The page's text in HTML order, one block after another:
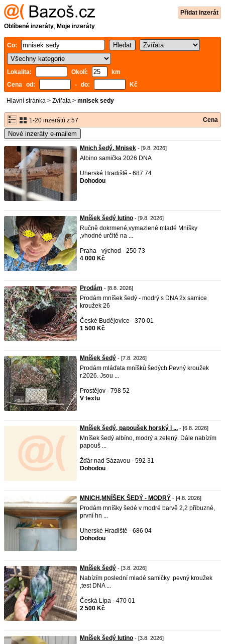
Přidat inzerát
Oblíbené inzeráty, Moje inzeráty
Co:
Lokalita: Okolí:
km
Cena od:
- do: Kč
Hlavní stránka > Zvířata > mnisek sedy
1-20 inzerátů z 57 Cena
Nové inzeráty e-mailem
Mnich šedý. Mnisek - [9.8. 2026]
Albino samička 2026 DNA
Uherské Hradiště - 687 74
Dohodou
Mníšek šedý lutino - [9.8. 2026]
Ručně dokrmené,vymazlené mladé Mníšky
,vhodné určitě na ...
Praha - východ - 250 73
4 000 Kč
Prodám - [8.8. 2026]
Prodám mníšek šedý - modrý s DNA 2x samice
kroužek 26
České Budějovice - 370 01
1 500 Kč
Mníšek šedý - [7.8. 2026]
Prodám mláďata mníšků šedých.Pevný kroužek
r.2026. Jsou ...
Prostějov - 798 52
V textu
Mníšek šedý, papoušek horský l ... - [6.8. 2026]
Mníšek šedý albíno, modrý a zelený. Dále nabízím
papouš ...
Žďár nad Sázavou - 592 31
Dohodou
MNICH,MNÍŠEK ŠEDÝ - MODRÝ - [4.8. 2026]
Prodám mníšky šedé v modré barvě 2,2 příbuzné,
první hn ...
Uherské Hradiště - 686 04
Dohodou
Mníšek šedý - [3.8. 2026]
Nabízím poslední mladé samičky .pevný kroužek
,test DNA ...
Česká Lípa - 470 01
2 500 Kč
Mníšek šedý lutino - [3.8. 2026]